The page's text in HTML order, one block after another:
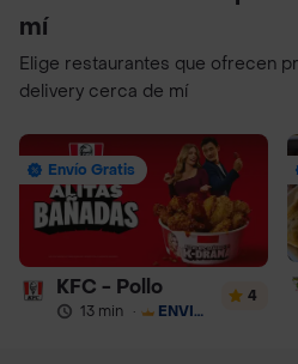
mí
Elige restaurantes que ofrecen
delivery cerca de mí
Envío Gratis
KFC - Pollo
13 min · ENVÍO GRATIS
4